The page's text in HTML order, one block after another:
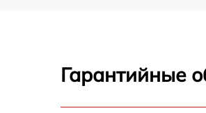
Гарантийные